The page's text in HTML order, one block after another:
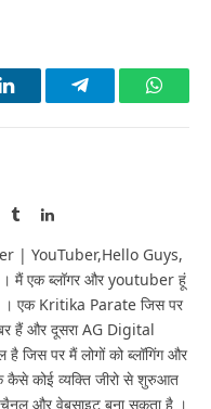
LinkedInTelegram
TumblrLinkedIn
| YouTuber,Hello Guys,
मैं एक ब्लॉगर और youtuber हूं
। एक Kritika Parate जिस पर
हैं और दूसरा AG Digital
जिस पर मैं लोगों को ब्लॉगिंग और
कैसे कोई व्यक्ति जीरो से शुरुआत
और वेबसाइट बना सकता है ।